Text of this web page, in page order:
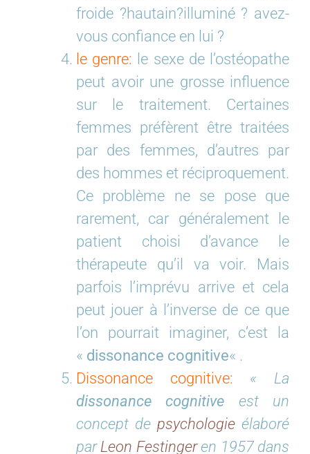
froide ?hautain?illuminé ? avez-
vous confiance en lui ?
le genre: le sexe de l’ostéopathe
peut avoir une grosse influence
sur le traitement. Certaines
femmes préfèrent être traitées
par des femmes, d’autres par
des hommes et réciproquement.
Ce problème ne se pose que
rarement, car généralement le
patient choisi d’avance le
thérapeute qu’il va voir. Mais
parfois l’imprévu arrive et cela
peut jouer à l’inverse de ce que
l’on pourrait imaginer, c’est la
« dissonance cognitive« .
Dissonance cognitive:
« La
dissonance cognitive est un
concept de psychologie élaboré
par Leon Festingeren 1957 dans